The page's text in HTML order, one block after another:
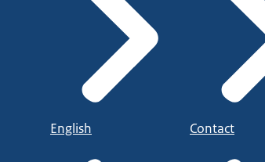
English Contact